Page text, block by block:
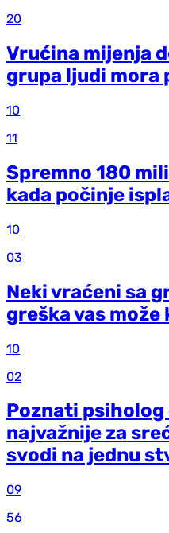
20
Vrućina mijenja
grupa ljudi mora
10
11
Spremno 180
kada počinje
10
03
Neki vraćeni sa
greška vas
10
02
Poznati
najvažnije za
svodi na jednu
09
56